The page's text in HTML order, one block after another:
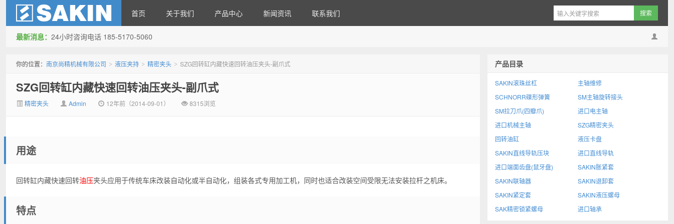
首页 关于我们 产品中心 新闻资讯 联系我们
最新消息： 24小时咨询电话 185-5170-5060
你的位置： 南京尚精机械有限公司 > 液压夹持 > 精密夹头 > SZG回转缸内藏快速回转油压夹头-副爪式
SZG回转缸内藏快速回转油压夹头-副爪式
精密夹头 Admin 12年前（2014-09-01） 8315浏览
用途
回转缸内藏快速回转油压夹头应用于传统车床改装自动化或半自动化，组装各式专用加工机，同时也适合改装空间受限无法安装拉杆之机床。
特点
产品目录
SAKIN滚珠丝杠
主轴维修
SCHNORR碟形弹簧
SM主轴旋转接头
SM拉刀爪(四瓣爪)
进口电主轴
进口机械主轴
SZG精密夹头
回转油缸
液压卡盘
SAKIN直线导轨压块
进口直线导轨
进口端面齿盘(鼠牙盘)
SAKIN胀紧套
SAKIN联轴器
SAKIN退卸套
SAKIN紧定套
SAKIN液压螺母
SAK精密锁紧螺母
进口轴承